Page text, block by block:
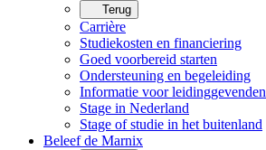
Terug
Carrière
Studiekosten en financiering
Goed voorbereid starten
Ondersteuning en begeleiding
Informatie voor leidinggevenden
Stage in Nederland
Stage of studie in het buitenland
Beleef de Marnix